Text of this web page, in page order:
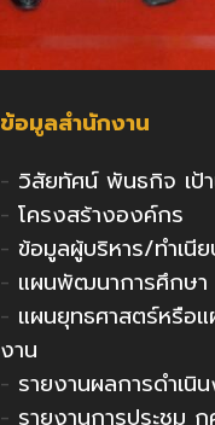
ข้อมูลสำนักงาน
- วิสัยทัศน์ พันธกิจ เป้
- โครงสร้างองค์กร
- ข้อมูลผู้บริหาร/ทำเนี
- แผนพัฒนาการศึกษา
- แผนยุทธศาสตร์หรือ
งาน
- รายงานผลการดำเนิ
- รายงานการประชุม ก